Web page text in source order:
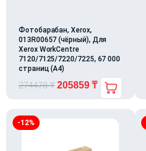
Фотобарабан, Xerox,
013R00657 (чёрный), Для
Xerox WorkCentre
7120/7125/7220/7225, 67 000
страниц (А4)
274478₸ 205859 ₸
-12%